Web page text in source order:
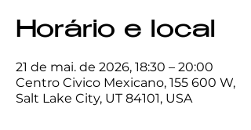
Horário e local
21 de mai. de 2026, 18:30 – 20:00
Centro Civico Mexicano, 155 600 W,
Salt Lake City, UT 84101, USA